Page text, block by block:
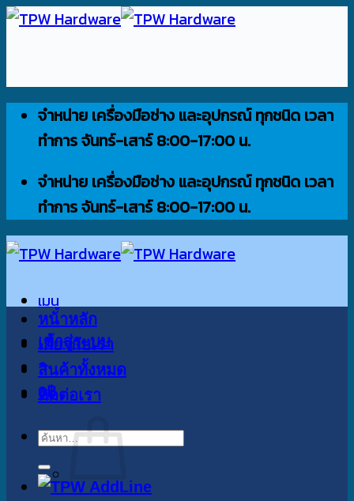
ข้าม
เนื้อหา
จำหน่าย เครื่องมือช่าง และอุปกรณ์ ทุกชนิด เวลา
ทำการ จันทร์-เสาร์ 8:00-17:00 น.
จำหน่าย เครื่องมือช่าง และอุปกรณ์ ทุกชนิด เวลา
ทำการ จันทร์-เสาร์ 8:00-17:00 น.
เมนู
เข้าสู่ระบบ
0฿
หน้าหลัก
เกี่ยวกับเรา
สินค้าทั้งหมด
ติดต่อเรา
ค้นหา: